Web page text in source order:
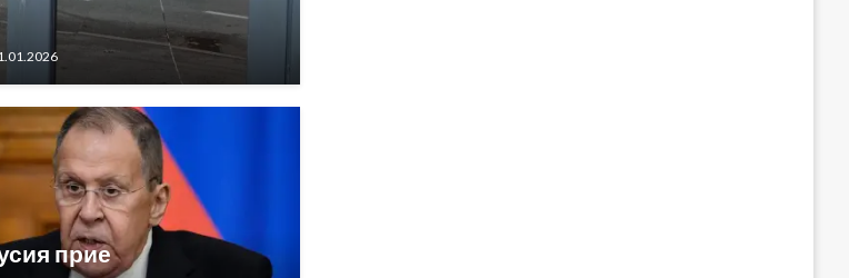
прие